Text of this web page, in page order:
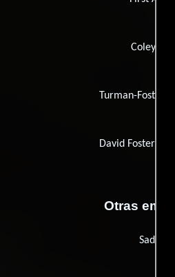
Coleytown
Turman-Foster
David Foster
Otras
Sadilsa